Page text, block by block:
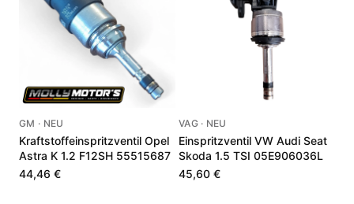
GM · NEU
Kraftstoffeinspritzventil Opel
Astra K 1.2 F12SH 55515687
44,46 €
VAG · NEU
Einspritzventil VW Audi Seat
Skoda 1.5 TSI 05E906036L
45,60 €